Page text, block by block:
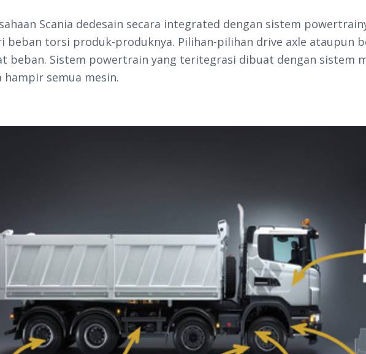
Scania dedesain secara integrated dengan sistem
beban torsi produk-produknya. Pilihan-pilihan drive axle ataupun
beban. Sistem powertrain yang teritegrasi dibuat dengan sistem
semua mesin.